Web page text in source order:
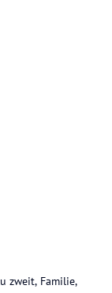
zweit, Familie,